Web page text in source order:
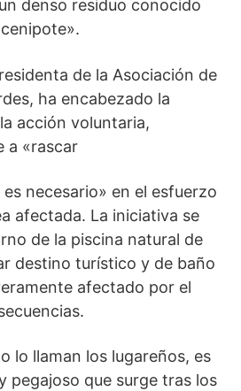
denso residuo conocido
de la Asociación de
ha encabezado la
acción voluntaria,
a «rascar
necesario» en el esfuerzo
afectada. La iniciativa se
de la piscina natural de
destino turístico y de baño
afectado por el
lo llaman los lugareños, es
pegajoso que surge tras los